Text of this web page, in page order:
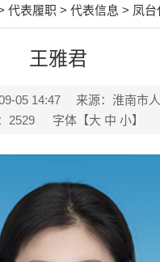
代表履职 > 代表信息 > 凤台
王雅君
05 14:47
来源：淮南市
2529 字体【大 中 小】